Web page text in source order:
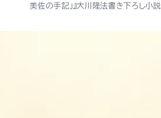
美佐の手記」』大川隆法書き下ろし小説